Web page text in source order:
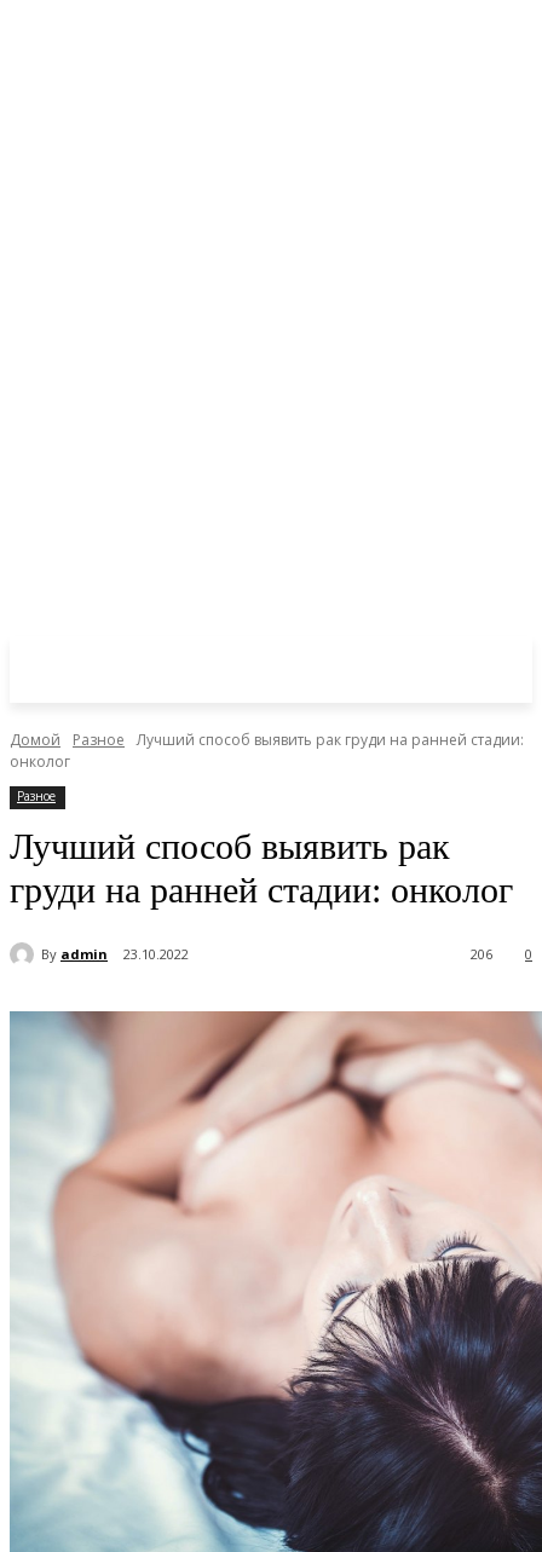
Домой Разное
Лучший способ выявить рак груди на ранней стадии:
онколог
Разное
Лучший способ выявить рак
груди на ранней стадии: онколог
By admin 23.10.2022 0
206